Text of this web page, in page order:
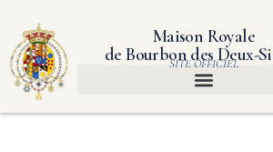
Maison Royale
de Bourbon des Deux-
SITE OFFICIEL